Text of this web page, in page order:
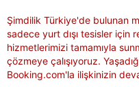
Şimdilik Türkiye'de bulunan
sadece yurt dışı tesisler için
hizmetlerimizi tamamıyla
çözmeye çalışıyoruz.
Booking.com'la ilişkinizin